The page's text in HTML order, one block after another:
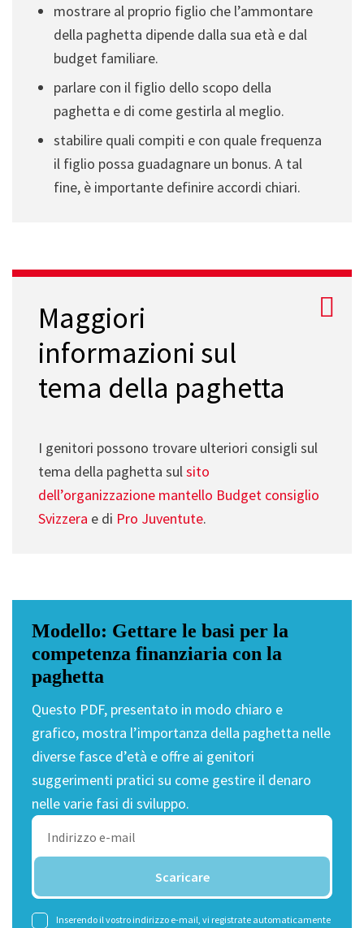
mostrare al proprio figlio che l’ammontare
della paghetta dipende dalla sua età e dal
budget familiare.
parlare con il figlio dello scopo della
paghetta e di come gestirla al meglio.
stabilire quali compiti e con quale frequenza
il figlio possa guadagnare un bonus. A tal
fine, è importante definire accordi chiari.
Maggiori
informazioni sul
tema della paghetta
I genitori possono trovare ulteriori consigli sul
tema della paghetta sulsito
dell’organizzazione mantello Budget consiglio
Svizzera e di Pro Juventute.
Modello: Gettare le basi per la
competenza finanziaria con la
paghetta
Questo PDF, presentato in modo chiaro e
grafico, mostra l’importanza della paghetta nelle
diverse fasce d’età e offre ai genitori
suggerimenti pratici su come gestire il denaro
nelle varie fasi di sviluppo.
Inserendo il vostro indirizzo e-mail, vi registrate automaticamente